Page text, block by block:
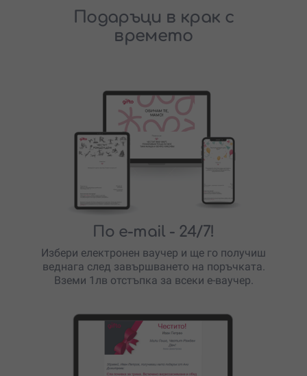
Подаръци в крак с
времето
По e-mail - 24/7!
Избери електронен ваучер и ще го получиш
веднага след завършването на поръчката.
Вземи 1лв отстъпка за всеки е-ваучер.